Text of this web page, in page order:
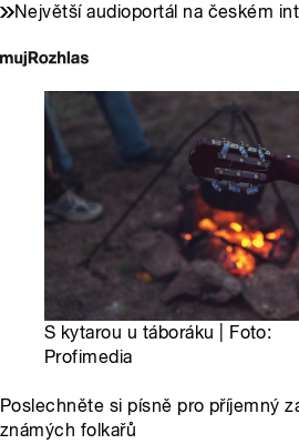
Největší audioportál na českém
S kytarou u táboráku | Foto:
Profimedia
Poslechněte si písně pro příjemný
známých folkařů